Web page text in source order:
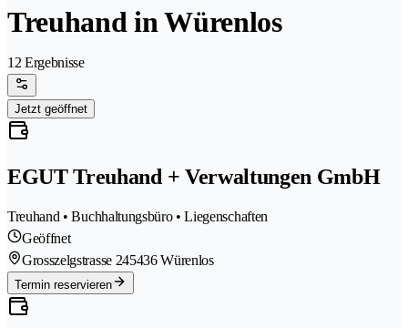
Treuhand in Würenlos
12 Ergebnisse
Jetzt geöffnet
EGUT Treuhand + Verwaltungen GmbH
Treuhand • Buchhaltungsbüro • Liegenschaften
Geöffnet
Grosszelgstrasse 245436 Würenlos
Termin reservieren